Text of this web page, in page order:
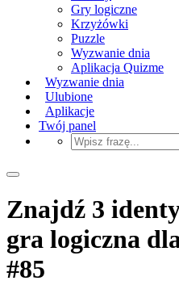
Gry logiczne
Krzyżówki
Puzzle
Wyzwanie dnia
Aplikacja Quizme
Wyzwanie dnia
Ulubione
Aplikacje
Twój panel
Znajdź 3
gra logiczna
#85